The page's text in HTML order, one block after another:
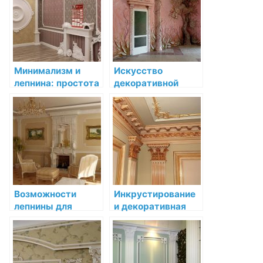
интерьер своего
дома
Минимализм и
лепнина: простота
и изящество в
современном
интерьере
Искусство
декоративной
лепнины:
Орнаменты
лепнины в
интерьере
Возможности
лепнины для
создания уютного
интерьера
Инкрустирование
и декоративная
лепнина в
интерьере: игра
контрастов и